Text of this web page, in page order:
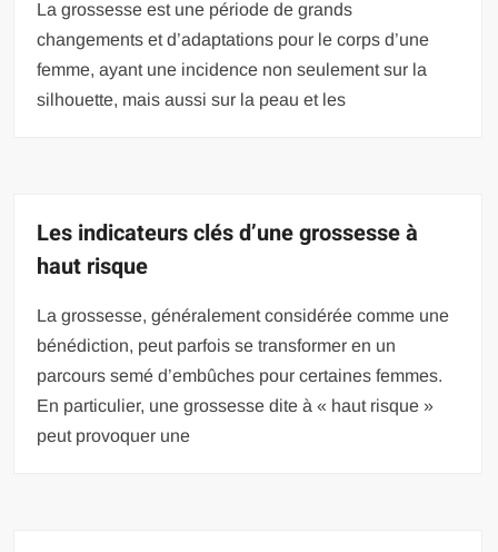
La grossesse est une période de grands
changements et d’adaptations pour le corps d’une
femme, ayant une incidence non seulement sur la
silhouette, mais aussi sur la peau et les
Les indicateurs clés d’une grossesse à
haut risque
La grossesse, généralement considérée comme une
bénédiction, peut parfois se transformer en un
parcours semé d’embûches pour certaines femmes.
En particulier, une grossesse dite à « haut risque »
peut provoquer une